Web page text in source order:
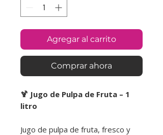
Agregar al carrito
Comprar ahora
🍹 Jugo de Pulpa de Fruta – 1
litro
Jugo de pulpa de fruta, fresco y